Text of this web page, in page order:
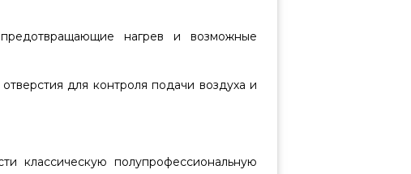
нагрев и возможные
для контроля подачи воздуха и
классическую полупрофессиональную